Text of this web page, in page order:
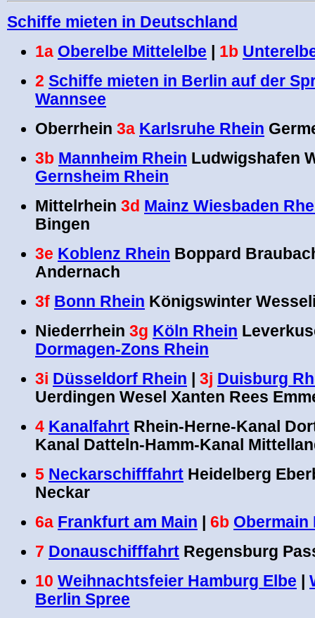
Schiffe mieten in Deutschland
1a Oberelbe Mittelelbe 1b
2 Schiffe mieten in Berlin auf der
Wannsee
Oberrhein 3a Karlsruhe Rhein
3b Mannheim Rhein Ludwigshafen
Gernsheim Rhein
Mittelrhein 3d Mainz Wiesbaden
Bingen
3e Koblenz Rhein Boppard
Andernach
3f Bonn Rhein Königswinter
Niederrhein 3g Köln Rhein
Dormagen-Zons Rhein
3i Düsseldorf Rhein 3j Duisburg
Uerdingen Wesel Xanten Rees
4 Kanalfahrt Rhein-Herne-Kanal
Kanal Datteln-Hamm-Kanal
5 Neckarschifffahrt Heidelberg
Neckar
6a Frankfurt am Main 6b Obermain
7 Donauschifffahrt Regensburg
10 Weihnachtsfeier Hamburg Elbe
Berlin Spree